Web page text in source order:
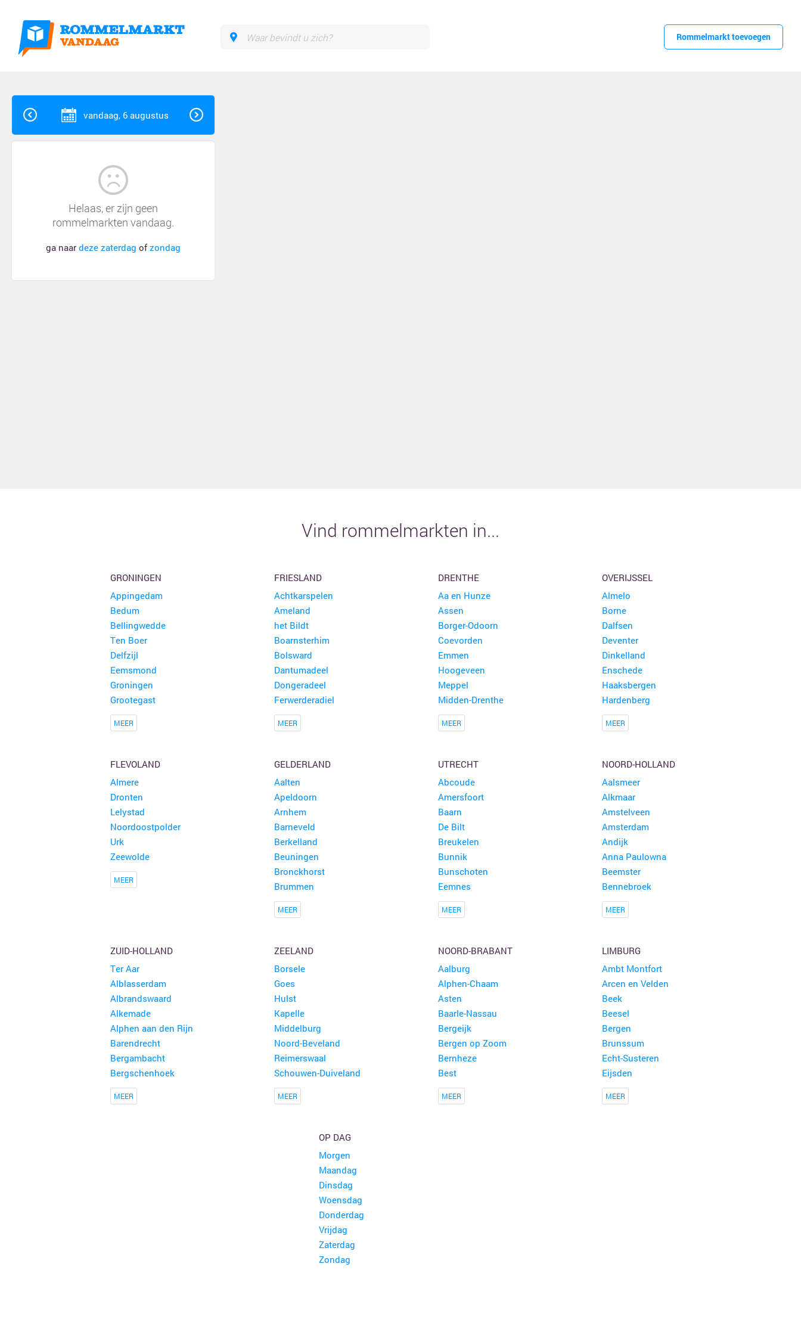
Rommelmarkt toevoegen
vandaag, 6 augustus
Helaas, er zijn geen
rommelmarkten vandaag.
ga naar deze zaterdag ofzondag
Vind rommelmarkten in...
GRONINGEN
Appingedam
Bedum
Bellingwedde
Ten Boer
Delfzijl
Eemsmond
Groningen
Grootegast
MEER
FRIESLAND
Achtkarspelen
Ameland
het Bildt
Boarnsterhim
Bolsward
Dantumadeel
Dongeradeel
Ferwerderadiel
MEER
DRENTHE
Aa en Hunze
Assen
Borger-Odoorn
Coevorden
Emmen
Hoogeveen
Meppel
Midden-Drenthe
MEER
OVERIJSSEL
Almelo
Borne
Dalfsen
Deventer
Dinkelland
Enschede
Haaksbergen
Hardenberg
MEER
FLEVOLAND
Almere
Dronten
Lelystad
Noordoostpolder
Urk
Zeewolde
MEER
GELDERLAND
Aalten
Apeldoorn
Arnhem
Barneveld
Berkelland
Beuningen
Bronckhorst
Brummen
MEER
UTRECHT
Abcoude
Amersfoort
Baarn
De Bilt
Breukelen
Bunnik
Bunschoten
Eemnes
MEER
NOORD-HOLLAND
Aalsmeer
Alkmaar
Amstelveen
Amsterdam
Andijk
Anna Paulowna
Beemster
Bennebroek
MEER
ZUID-HOLLAND
Ter Aar
Alblasserdam
Albrandswaard
Alkemade
Alphen aan den Rijn
Barendrecht
Bergambacht
Bergschenhoek
MEER
ZEELAND
Borsele
Goes
Hulst
Kapelle
Middelburg
Noord-Beveland
Reimerswaal
Schouwen-Duiveland
MEER
NOORD-BRABANT
Aalburg
Alphen-Chaam
Asten
Baarle-Nassau
Bergeijk
Bergen op Zoom
Bernheze
Best
MEER
LIMBURG
Ambt Montfort
Arcen en Velden
Beek
Beesel
Bergen
Brunssum
Echt-Susteren
Eijsden
MEER
OP DAG
Morgen
Maandag
Dinsdag
Woensdag
Donderdag
Vrijdag
Zaterdag
Zondag